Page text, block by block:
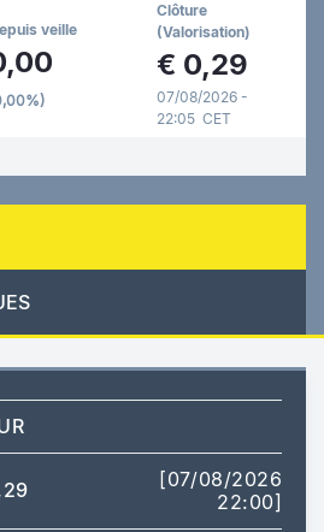
veille
Clôture
(Valorisation)
€ 0,29
07/08/2026 -
22:05 CET
[07/08/2026
22:00]